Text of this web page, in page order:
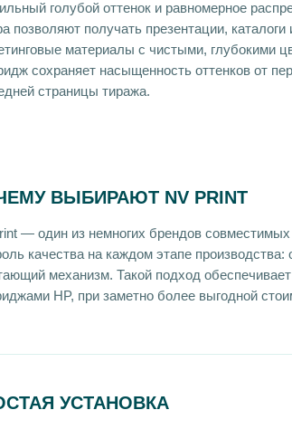
голубой оттенок и равномерное
позволяют получать презентации, каталоги
материалы с чистыми, глубокими
сохраняет насыщенность оттенков от
страницы тиража.
ВЫБИРАЮТ NV PRINT
— один из немногих брендов
качества на каждом этапе
механизм. Такой подход
HP, при заметно более выгодной
УСТАНОВКА